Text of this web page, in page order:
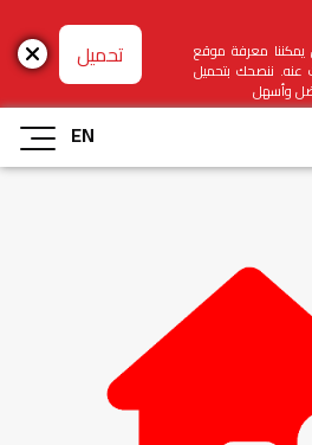
يمكننا معرفة موقع
عنه. ننصحك بتحميل
وأسهل
تحميل
EN